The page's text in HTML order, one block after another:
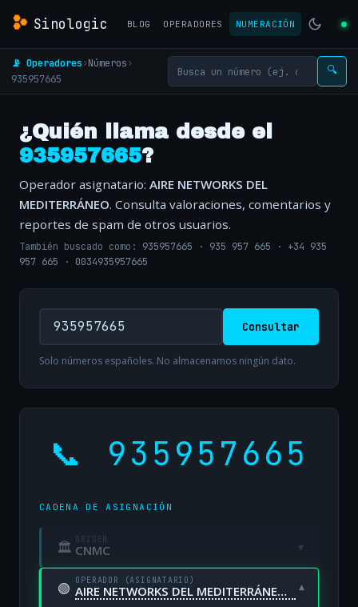
Sinologic BLOG OPERADORES NUMERACIÓN
📡 Operadores›Números›
935957665
🔍
¿Quién llama desde el
935957665?
Operador asignatario: AIRE NETWORKS DEL
MEDITERRÁNEO. Consulta valoraciones, comentarios y
reportes de spam de otros usuarios.
También buscado como: 935957665 · 935 957 665 · +34 935
957 665 · 0034935957665
Consultar
Solo números españoles. No almacenamos ningún dato.
📞 935957665
CADENA DE ASIGNACIÓN
🏛 ORIGEN
CNMC ▾
🟢 OPERADOR (ASIGNATARIO)
AIRE NETWORKS DEL MEDITERRÁNEO, S.L. UNIPERSONAL ▾